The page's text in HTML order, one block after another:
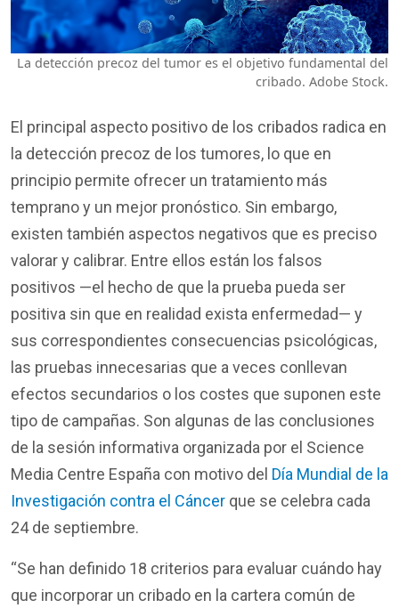
La detección precoz del tumor es el objetivo fundamental del
cribado. Adobe Stock.
El principal aspecto positivo de los cribados radica en
la detección precoz de los tumores, lo que en
principio permite ofrecer un tratamiento más
temprano y un mejor pronóstico. Sin embargo,
existen también aspectos negativos que es preciso
valorar y calibrar. Entre ellos están los falsos
positivos —el hecho de que la prueba pueda ser
positiva sin que en realidad exista enfermedad— y
sus correspondientes consecuencias psicológicas,
las pruebas innecesarias que a veces conllevan
efectos secundarios o los costes que suponen este
tipo de campañas. Son algunas de las conclusiones
de la sesión informativa organizada por el Science
Media Centre España con motivo del Día Mundial de la
Investigación contra el Cáncer que se celebra cada
24 de septiembre.
“Se han definido 18 criterios para evaluar cuándo hay
que incorporar un cribado en la cartera común de